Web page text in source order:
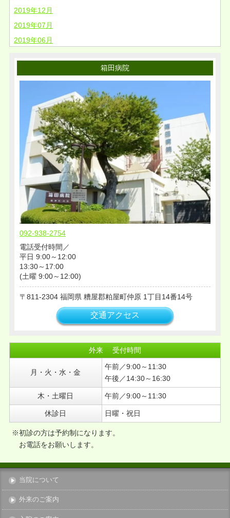
2019年12月
2019年07月
2019年06月
2018年08月
2018年05月
2018年04月
2018年02月
2018年01月
2017年12月
2017年11月
2017年09月
2017年08月
2017年04月
2016年12月
2016年11月
2016年09月
2016年07月
2015年11月
2015年08月
2015年07月
箱田病院
092-938-2754
電話受付時間／
平日 9:00～12:00
13:30～17:00
(土曜 9:00～12:00)
811-2304 福岡県 糟屋郡粕屋町仲原 1丁目14番14号
交通アクセス
外来 受付時間
月・火・水・金
午前／9:00～11:30
午後／14:30～16:30
木・土曜日 午前／9:00～11:30
休診日 日曜・祝日
※初診の方は予約制になります。
お電話をお願いします。
当院について
外来のご案内